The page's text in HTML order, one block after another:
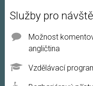
Služby pro
Možnost
angličtina
Vzdělávací